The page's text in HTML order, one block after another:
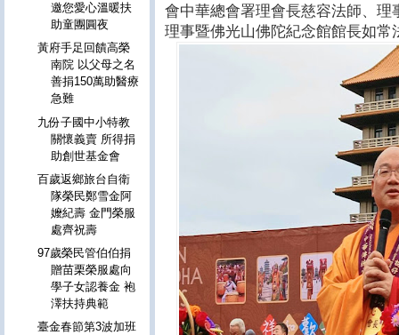
會中華總會署理會長慈容法師、
理事暨佛光山佛陀紀念館館長如常
邀您愛心溫暖扶
助童團圓夜
黃府手足回饋高榮
南院 以父母之名
善捐150萬助醫療
急難
九份子國中小特教
關懷義賣 所得捐
助創世基金會
百歲返鄉旅台自衛
隊榮民鄭雪金阿
嬤紀壽 金門榮服
處齊祝壽
97歲榮民管伯伯捐
贈苗栗榮服處向
學子女認養金 袍
澤扶持典範
臺金春節第3波加班